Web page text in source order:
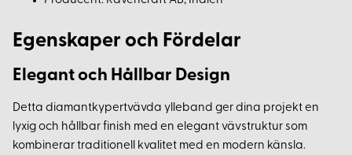
Egenskaper och Fördelar
Elegant och Hållbar Design
Detta diamantkypertvävda ylleband ger dina projekt en
lyxig och hållbar finish med en elegant vävstruktur som
kombinerar traditionell kvalitet med en modern känsla.